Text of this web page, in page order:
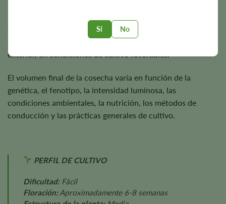
Sí No
son capaces de producir aproximadamente
cultivo interior y hasta 500 gramospor planta en cultivo
exterior, en condiciones de cultivo favorables.
El volumen final de la cosecha varía en función de la
genética, el fenotipo, la intensidad luminosa, las
condiciones ambientales, la nutrición, los métodos de
conducción y las prácticas generales de cultivo.
PERFIL DE CULTIVO
Dificultad:Fácil
Floración:Aproximadamente 6-8 semanas